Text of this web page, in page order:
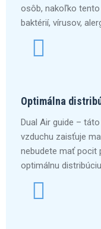
osôb, nakoľko
baktérií, vírusov,
Optimálna
Dual Air guide –
vzduchu zaisťuje
nebudete mať pocit
optimálnu